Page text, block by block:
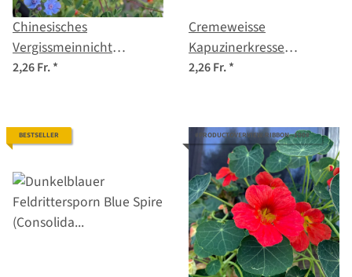
Chinesisches
Vergissmeinnicht
(Cynoglossum amabile)
2,26 Fr.*
Cremeweisse
Kapuzinerkresse
'Milkmaid' (Tropaeolum
2,26 Fr.*
BESTSELLER #PRODUCTOVERVIEW.RIBBON--100#